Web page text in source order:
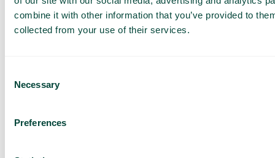
combine it with other information that you’ve provided to
collected from your use of their services.
Selection
Necessary
Preferences
Vanliga frågor och svar
läsa mer.